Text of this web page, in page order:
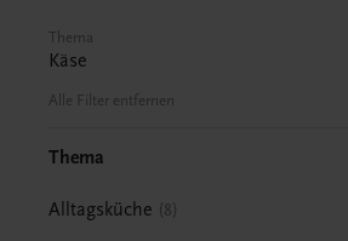
Thema
Käse
Alle Filter entfernen
Thema
Alltagsküche 8